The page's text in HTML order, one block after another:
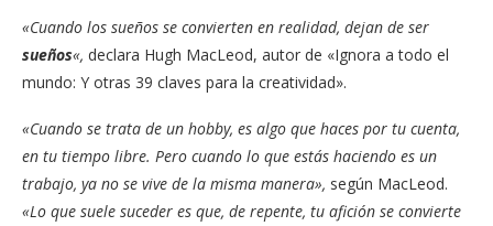
«Cuando los sueños se convierten en realidad, dejan de ser
sueños«, declara Hugh MacLeod, autor de «Ignora a todo el
mundo: Y otras 39 claves para la creatividad».
«Cuando se trata de un hobby, es algo que haces por tu cuenta,
en tu tiempo libre. Pero cuando lo que estás haciendo es un
trabajo, ya no se vive de la misma manera», según MacLeod.
«Lo que suele suceder es que, de repente, tu afición se convierte